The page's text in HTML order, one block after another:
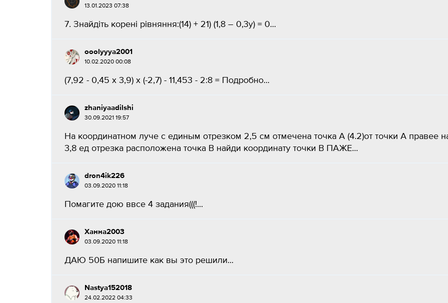
13.01.2023 07:38
7. Знайдіть корені рівняння:(14) + 21) (1,8 – 0,3y) = 0​...
ooolyyya2001
10.02.2020 00:08
(7,92 - 0,45 x 3,9) x (-2,7) - 11,453 - 2:8 = Подробно...
zhaniyaadilshi
30.09.2021 19:57
На координатном луче с единым отрезком 2,5 см отмечена точка А (4.2)от точки А правее
3,8 ед отрезка расположена точка B найди координату точки B ПАЖЕ​...
dron4ik226
03.09.2020 11:18
Помагите дою ввсе 4 задания(((!...
Ханна2003
03.09.2020 11:18
ДАЮ 50Б напишите как вы это решили...
Nastya152018
24.02.2022 04:33